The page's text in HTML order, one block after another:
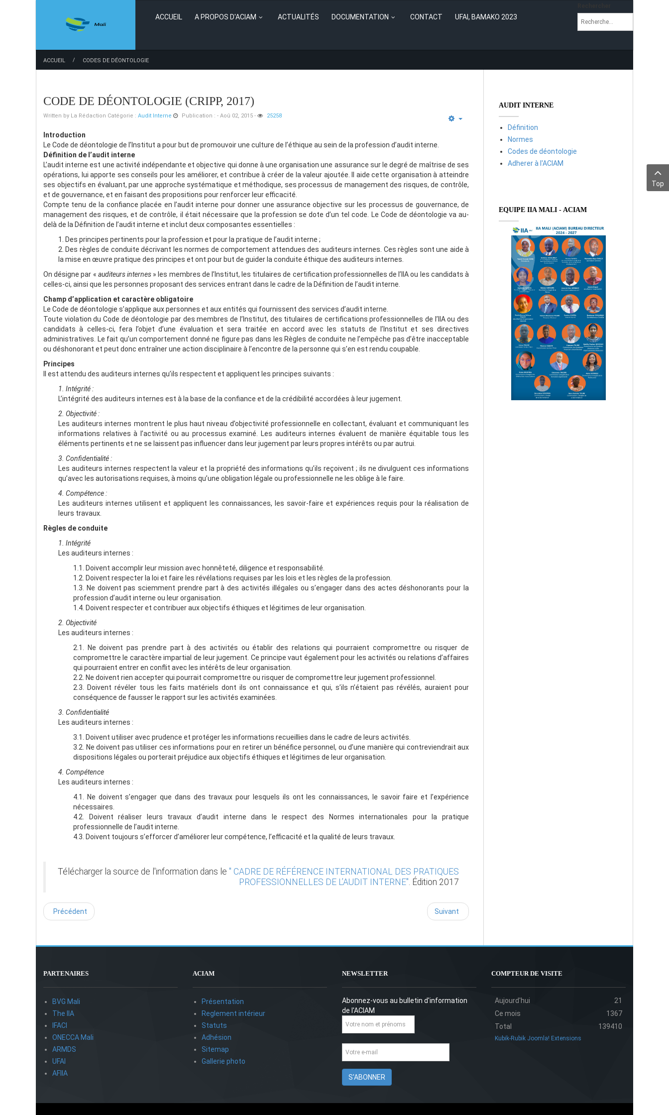
ACCUEIL A PROPOS D'ACIAM ACTUALITÉS DOCUMENTATION CONTACT UFAI, BAMAKO 2023
ACCUEIL / CODES DE DÉONTOLOGIE
CODE DE DÉONTOLOGIE (CRIPP, 2017)
Written by La Rédaction Catégorie : Audit Interne Publication : - Aoû 02, 2015 - 25258
Introduction
Le Code de déontologie de l’Institut a pour but de promouvoir une culture de l’éthique au sein de la profession d’audit interne.
Définition de l’audit interne
L’audit interne est une activité indépendante et objective qui donne à une organisation une assurance sur le degré de maîtrise de ses
opérations, lui apporte ses conseils pour les améliorer, et contribue à créer de la valeur ajoutée. Il aide cette organisation à atteindre
ses objectifs en évaluant, par une approche systématique et méthodique, ses processus de management des risques, de contrôle,
et de gouvernance, et en faisant des propositions pour renforcer leur efficacité.
Compte tenu de la confiance placée en l’audit interne pour donner une assurance objective sur les processus de gouvernance, de
management des risques, et de contrôle, il était nécessaire que la profession se dote d’un tel code. Le Code de déontologie va au-
delà de la Définition de l’audit interne et inclut deux composantes essentielles :
1. Des principes pertinents pour la profession et pour la pratique de l’audit interne ;
2. Des règles de conduite décrivant les normes de comportement attendues des auditeurs internes. Ces règles sont une aide à
la mise en œuvre pratique des principes et ont pour but de guider la conduite éthique des auditeurs internes.
On désigne par « auditeurs internes» les membres de l’Institut, les titulaires de certification professionnelles de l’IIA ou les candidats à
celles-ci, ainsi que les personnes proposant des services entrant dans le cadre de la Définition de l’audit interne.
Champ d’application et caractère obligatoire
Le Code de déontologie s’applique aux personnes et aux entités qui fournissent des services d’audit interne.
Toute violation du Code de déontologie par des membres de l’Institut, des titulaires de certifications professionnelles de l’IIA ou des
candidats à celles-ci, fera l’objet d’une évaluation et sera traitée en accord avec les statuts de l’Institut et ses directives
administratives. Le fait qu’un comportement donné ne figure pas dans les Règles de conduite ne l’empêche pas d’être inacceptable
ou déshonorant et peut donc entraîner une action disciplinaire à l’encontre de la personne qui s’en est rendu coupable.
Principes
Il est attendu des auditeurs internes qu’ils respectent et appliquent les principes suivants :
1. Intégrité :
L’intégrité des auditeurs internes est à la base de la confiance et de la crédibilité accordées à leur jugement.
2. Objectivité :
Les auditeurs internes montrent le plus haut niveau d’objectivité professionnelle en collectant, évaluant et communiquant les
informations relatives à l’activité ou au processus examiné. Les auditeurs internes évaluent de manière équitable tous les
éléments pertinents et ne se laissent pas influencer dans leur jugement par leurs propres intérêts ou par autrui.
3. Confidentialité :
Les auditeurs internes respectent la valeur et la propriété des informations qu’ils reçoivent ; ils ne divulguent ces informations
qu’avec les autorisations requises, à moins qu’une obligation légale ou professionnelle ne les oblige à le faire.
4. Compétence :
Les auditeurs internes utilisent et appliquent les connaissances, les savoir-faire et expériences requis pour la réalisation de
leurs travaux.
Règles de conduite
1. Intégrité
Les auditeurs internes :
1.1. Doivent accomplir leur mission avec honnêteté, diligence et responsabilité.
1.2. Doivent respecter la loi et faire les révélations requises par les lois et les règles de la profession.
1.3. Ne doivent pas sciemment prendre part à des activités illégales ou s’engager dans des actes déshonorants pour la
profession d’audit interne ou leur organisation.
1.4. Doivent respecter et contribuer aux objectifs éthiques et légitimes de leur organisation.
2. Objectivité
Les auditeurs internes :
2.1. Ne doivent pas prendre part à des activités ou établir des relations qui pourraient compromettre ou risquer de
compromettre le caractère impartial de leur jugement. Ce principe vaut également pour les activités ou relations d’affaires
qui pourraient entrer en conflit avec les intérêts de leur organisation.
2.2. Ne doivent rien accepter qui pourrait compromettre ou risquer de compromettre leur jugement professionnel.
2.3. Doivent révéler tous les faits matériels dont ils ont connaissance et qui, s’ils n’étaient pas révélés, auraient pour
conséquence de fausser le rapport sur les activités examinées.
3. Confidentialité
Les auditeurs internes :
3.1. Doivent utiliser avec prudence et protéger les informations recueillies dans le cadre de leurs activités.
3.2. Ne doivent pas utiliser ces informations pour en retirer un bénéfice personnel, ou d’une manière qui contreviendrait aux
dispositions légales ou porterait préjudice aux objectifs éthiques et légitimes de leur organisation.
4. Compétence
Les auditeurs internes :
4.1. Ne doivent s’engager que dans des travaux pour lesquels ils ont les connaissances, le savoir faire et l’expérience
nécessaires.
4.2. Doivent réaliser leurs travaux d’audit interne dans le respect des Normes internationales pour la pratique
professionnelle de l’audit interne.
4.3. Doivent toujours s’efforcer d’améliorer leur compétence, l’efficacité et la qualité de leurs travaux.
Télécharger la source de l'information dans le " CADRE DE RÉFÉRENCE INTERNATIONAL DES PRATIQUES
PROFESSIONNELLES DE L’AUDIT INTERNE". Édition 2017
Précédent Suivant
AUDIT INTERNE
Définition
Normes
Codes de déontologie
Adherer à l'ACIAM
EQUIPE IIA MALI - ACIAM
PARTENAIRES
BVG Mali
The IIA
IFACI
ONECCA Mali
ARMDS
UFAI
AFIIA
ACIAM
Présentation
Reglement intérieur
Statuts
Adhésion
Sitemap
Gallerie photo
NEWSLETTER
Abonnez-vous au bulletin d'information
de l'ACIAM
COMPTEUR DE VISITE
Aujourd'hui
21
Ce mois
1367
Total
139410
Kubik-Rubik Joomla! Extensions
Top